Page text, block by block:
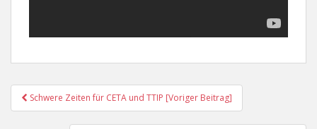
Post
Navigation
Schwere Zeiten für CETA und TTIP [Voriger Beitrag]